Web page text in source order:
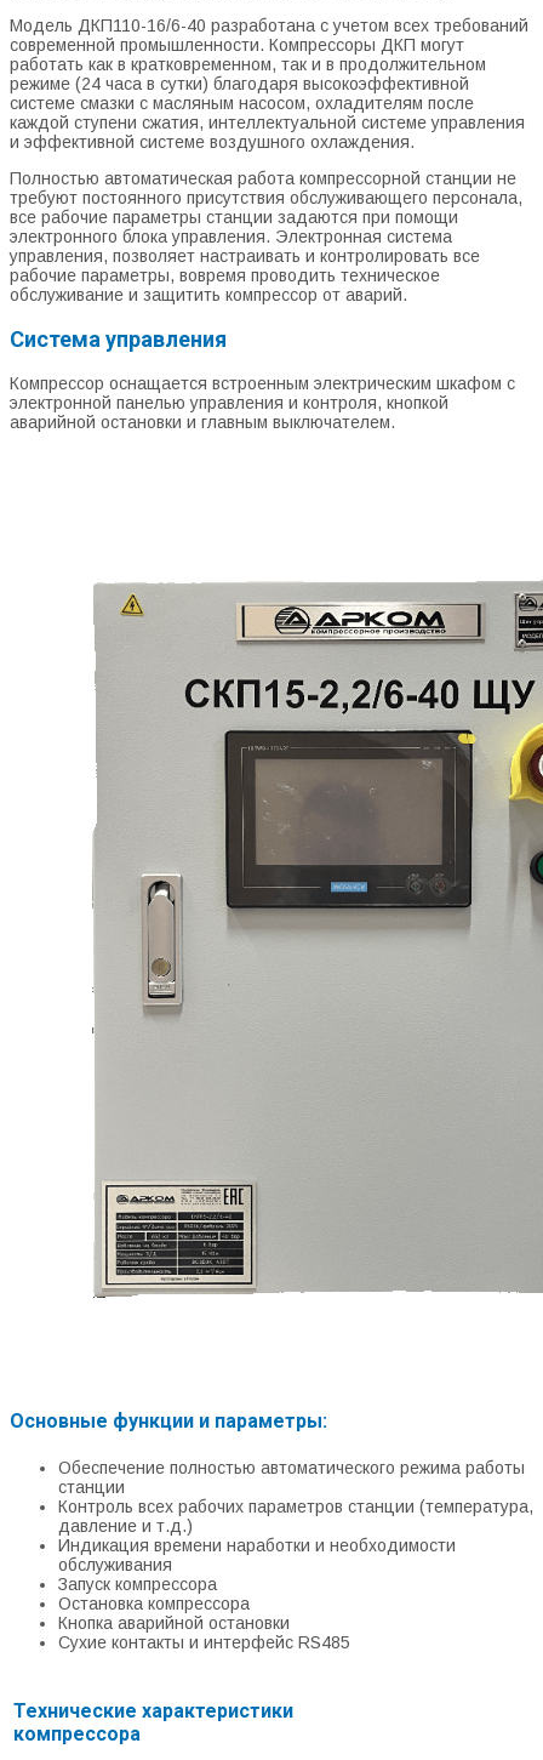
Модель ДКП110-16/6-40 разработана с учетом всех требований
современной промышленности. Компрессоры ДКП могут
работать как в кратковременном, так и в продолжительном
режиме (24 часа в сутки) благодаря высокоэффективной
системе смазки с масляным насосом, охладителям после
каждой ступени сжатия, интеллектуальной системе управления
и эффективной системе воздушного охлаждения.
Полностью автоматическая работа компрессорной станции не
требуют постоянного присутствия обслуживающего персонала,
все рабочие параметры станции задаются при помощи
электронного блока управления. Электронная система
управления, позволяет настраивать и контролировать все
рабочие параметры, вовремя проводить техническое
обслуживание и защитить компрессор от аварий.
Система управления
Компрессор оснащается встроенным электрическим шкафом с
электронной панелью управления и контроля, кнопкой
аварийной остановки и главным выключателем.
Основные функции и параметры:
Обеспечение полностью автоматического режима работы
станции
Контроль всех рабочих параметров станции (температура,
давление и т.д.)
Индикация времени наработки и необходимости
обслуживания
Запуск компрессора
Остановка компрессора
Кнопка аварийной остановки
Сухие контакты и интерфейс RS485
Технические характеристики
компрессора